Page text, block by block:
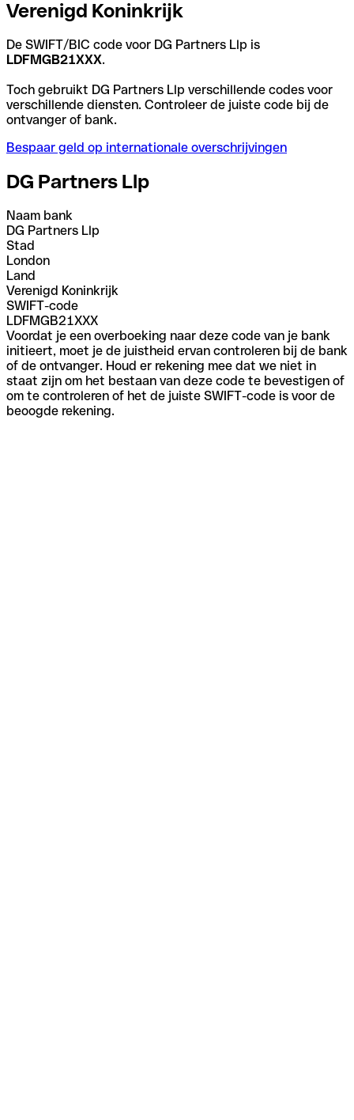
Verenigd Koninkrijk
De SWIFT/BIC code voor DG Partners Llp is
LDFMGB21XXX.
Toch gebruikt DG Partners Llp verschillende codes voor
verschillende diensten. Controleer de juiste code bij de
ontvanger of bank.
Bespaar geld op internationale overschrijvingen
DG Partners Llp
Naam bank
DG Partners Llp
Stad
London
Land
Verenigd Koninkrijk
SWIFT-code
LDFMGB21XXX
Voordat je een overboeking naar deze code van je bank
initieert, moet je de juistheid ervan controleren bij de bank
of de ontvanger. Houd er rekening mee dat we niet in
staat zijn om het bestaan van deze code te bevestigen of
om te controleren of het de juiste SWIFT-code is voor de
beoogde rekening.